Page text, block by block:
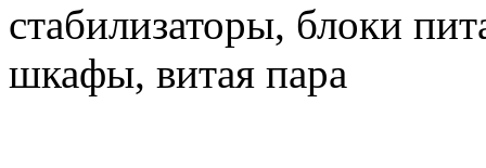
стабилизаторы, блоки
шкафы, витая пара